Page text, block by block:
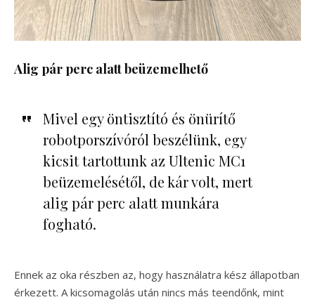
Alig pár perc alatt beüzemelhető
Mivel egy öntisztító és önürítő
robotporszívóról beszélünk, egy
kicsit tartottunk az Ultenic MC1
beüzemelésétől, de kár volt, mert
alig pár perc alatt munkára
fogható.
Ennek az oka részben az, hogy használatra kész állapotban
érkezett. A kicsomagolás után nincs más teendőnk, mint